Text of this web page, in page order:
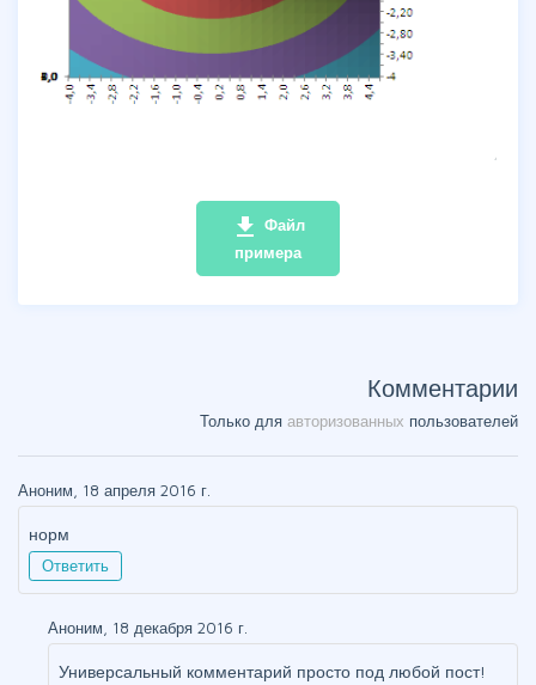
file_download Файл
примера
Комментарии
Только для авторизованных пользователей
Аноним, 18 апреля 2016 г.
норм
Ответить
Аноним, 18 декабря 2016 г.
Универсальный комментарий просто под любой пост!